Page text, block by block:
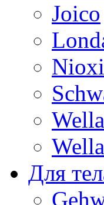
Joico
Для